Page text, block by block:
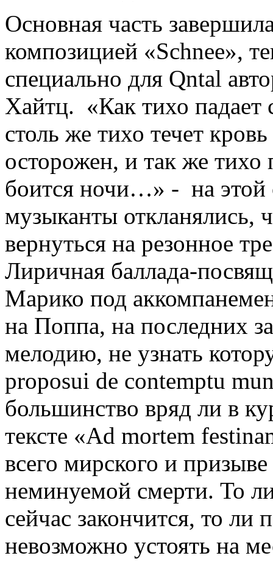
Основная часть
композицией «Schnee»,
специально для Qntal
Хайтц. «Как тихо падает
столь же тихо течет
осторожен, и так же тихо
боится ночи…» - на этой
музыканты откланялись,
вернуться на резонное
Лиричная баллада-
Марико под
на Поппа, на последних
мелодию, не узнать
proposui de contemptu
большинство вряд ли в
тексте «Ad mortem
всего мирского и
неминуемой смерти. То
сейчас закончится, то ли
невозможно устоять на